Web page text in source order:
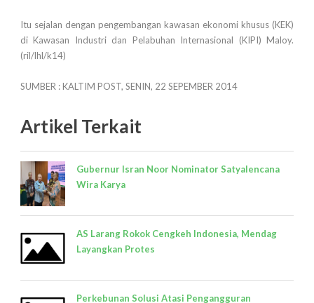
Itu sejalan dengan pengembangan kawasan ekonomi khusus (KEK)
di Kawasan Industri dan Pelabuhan Internasional (KIPI) Maloy.
(ril/lhl/k14)
SUMBER : KALTIM POST, SENIN, 22 SEPEMBER 2014
Artikel Terkait
Gubernur Isran Noor Nominator Satyalencana
Wira Karya
AS Larang Rokok Cengkeh Indonesia, Mendag
Layangkan Protes
Perkebunan Solusi Atasi Pengangguran